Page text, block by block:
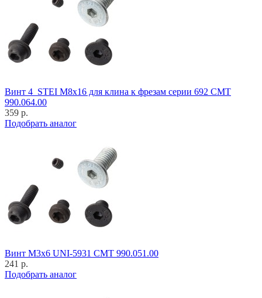
Винт 4_STEI M8x16 для клина к фрезам серии 692 CMT
990.064.00
359 р.
Подобрать аналог
Винт M3x6 UNI-5931 CMT 990.051.00
241 р.
Подобрать аналог